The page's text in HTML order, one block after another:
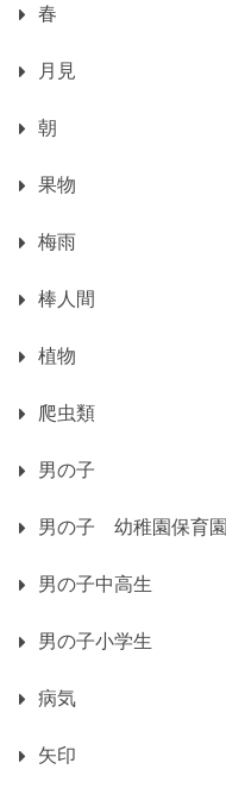
春
月見
朝
果物
梅雨
棒人間
植物
爬虫類
男の子
男の子 幼稚園保育園
男の子中高生
男の子小学生
病気
矢印